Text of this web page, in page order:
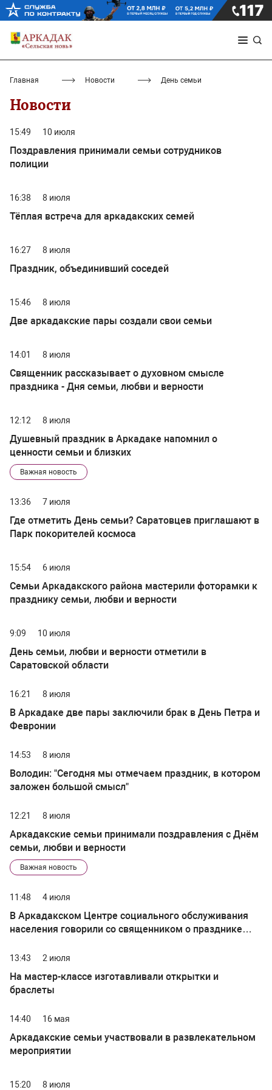
Главная Новости День семьи
Новости
15:49 10 июля
Поздравления принимали семьи сотрудников
полиции
16:38 8 июля
Тёплая встреча для аркадакских семей
16:27 8 июля
Праздник, объединивший соседей
15:46 8 июля
Две аркадакские пары создали свои семьи
14:01 8 июля
Священник рассказывает о духовном смысле
праздника - Дня семьи, любви и верности
12:12 8 июля
Душевный праздник в Аркадаке напомнил о
ценности семьи и близких
Важная новость
13:36 7 июля
Где отметить День семьи? Саратовцев приглашают в
Парк покорителей космоса
15:54 6 июля
Семьи Аркадакского района мастерили фоторамки к
празднику семьи, любви и верности
9:09 10 июля
День семьи, любви и верности отметили в
Саратовской области
16:21 8 июля
В Аркадаке две пары заключили брак в День Петра и
Февронии
14:53 8 июля
Володин: "Сегодня мы отмечаем праздник, в котором
заложен большой смысл"
12:21 8 июля
Аркадакские семьи принимали поздравления с Днём
семьи, любви и верности
Важная новость
11:48 4 июля
В Аркадакском Центре социального обслуживания
населения говорили со священником о празднике
13:43 2 июля
На мастер-классе изготавливали открытки и
браслеты
14:40 16 мая
Аркадакские семьи участвовали в развлекательном
мероприятии
15:20 8 июля